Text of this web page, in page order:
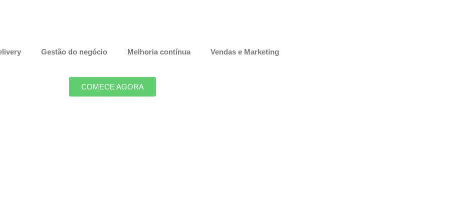
Gestão do negócio Melhoria contínua Vendas e Marketing
COMECE AGORA